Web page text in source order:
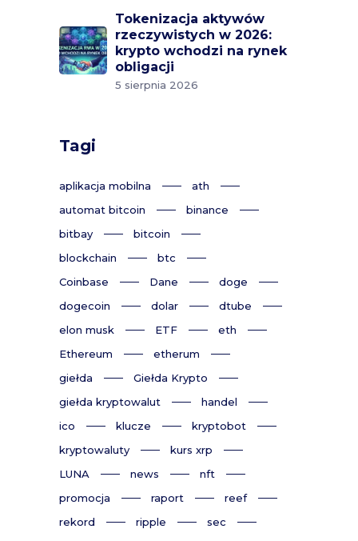
Tokenizacja aktywów
rzeczywistych w 2026:
krypto wchodzi na rynek
obligacji
5 sierpnia 2026
Tagi
aplikacja mobilna
ath
automat bitcoin
binance
bitbay
bitcoin
blockchain
btc
Coinbase
Dane
doge
dogecoin
dolar
dtube
elon musk
ETF
eth
Ethereum
etherum
giełda
Giełda Krypto
giełda kryptowalut
handel
ico
klucze
kryptobot
kryptowaluty
kurs xrp
LUNA
news
nft
promocja
raport
reef
rekord
ripple
sec